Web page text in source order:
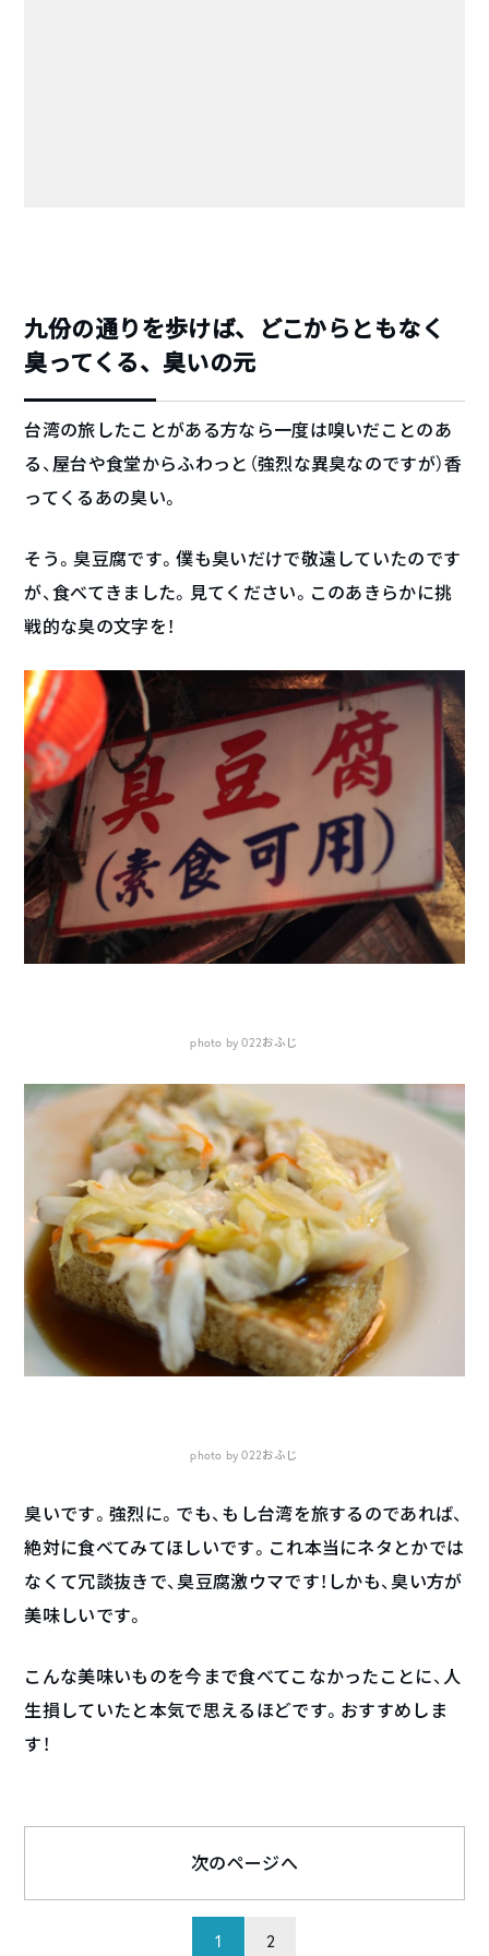
九份の通りを歩けば、どこからともなく
臭ってくる、臭いの元
台湾の旅したことがある方なら一度は嗅いだことのあ
る、屋台や食堂からふわっと（強烈な異臭なのですが）香
ってくるあの臭い。
そう。臭豆腐です。僕も臭いだけで敬遠していたのです
が、食べてきました。見てください。このあきらかに挑
戦的な臭の文字を！
photo by 022おふじ
photo by 022おふじ
臭いです。強烈に。でも、もし台湾を旅するのであれば、
絶対に食べてみてほしいです。これ本当にネタとかでは
なくて冗談抜きで、臭豆腐激ウマです！しかも、臭い方が
美味しいです。
こんな美味いものを今まで食べてこなかったことに、人
生損していたと本気で思えるほどです。おすすめしま
す！
1 2
次のページへ